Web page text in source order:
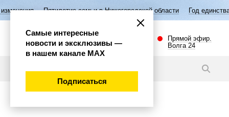
семьи в Нижегородской области Год единства народов
Прямой эфир.
Волга 24
Самые интересные
новости и эксклюзивы —
в нашем канале МАХ
Подписаться